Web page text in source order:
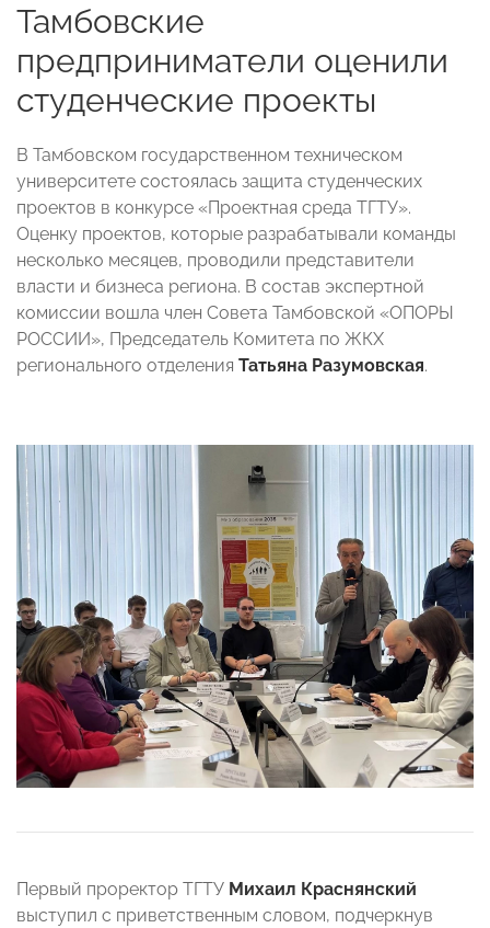
Тамбовские
предприниматели оценили
студенческие проекты
В Тамбовском государственном техническом
университете состоялась защита студенческих
проектов в конкурсе «Проектная среда ТГТУ».
Оценку проектов, которые разрабатывали команды
несколько месяцев, проводили представители
власти и бизнеса региона. В состав экспертной
комиссии вошла член Совета Тамбовской «ОПОРЫ
РОССИИ», Председатель Комитета по ЖКХ
регионального отделения Татьяна Разумовская.
Первый проректор ТГТУ Михаил Краснянский
выступил с приветственным словом, подчеркнув